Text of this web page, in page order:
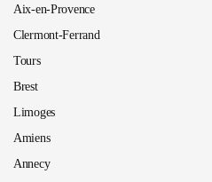
Aix-en-Provence
Clermont-Ferrand
Tours
Brest
Limoges
Amiens
Annecy